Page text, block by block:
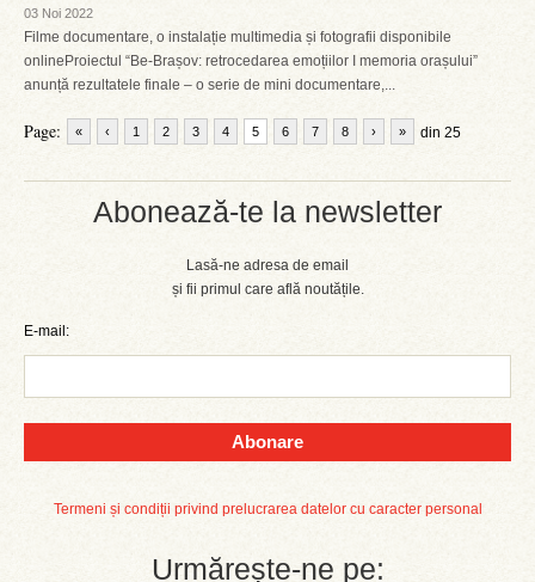
Abonează-te la newsletter
Lasă-ne adresa de email
și fii primul care află noutățile.
E-mail:
Abonare
Termeni și condiții privind prelucrarea datelor cu caracter personal
Urmărește-ne pe:
03 Noi 2022
Filme documentare, o instalație multimedia și fotografii disponibile
onlineProiectul “Be-Brașov: retrocedarea emoțiilor I memoria orașului”
anunță rezultatele finale – o serie de mini documentare,...
Page: « ‹ 1 2 3 4 5 6 7 8 din 25
› »